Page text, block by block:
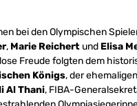
bei den Olympischen
, Marie Reichert und Elisa
Freude folgten dem
Königs, der
Al Thani, FIBA-